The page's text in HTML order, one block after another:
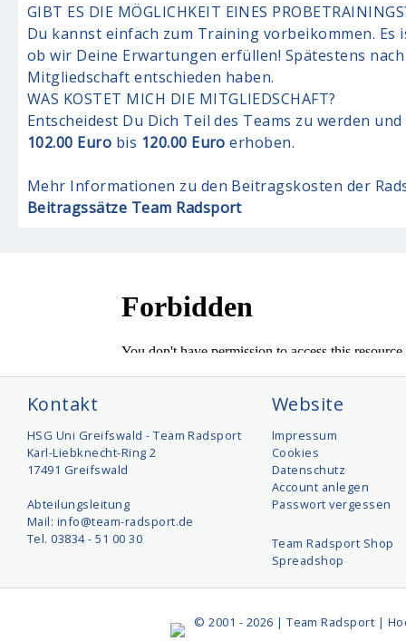
GIBT ES DIE MÖGLICHKEIT EINES
Du kannst einfach zum Training vorbeikommen.
ob wir Deine Erwartungen erfüllen! Spätestens
Mitgliedschaft entschieden haben.
WAS KOSTET MICH DIE MITGLIEDSCHAFT?
Entscheidest Du Dich Teil des Teams zu werden
102.00 Euro bis 120.00 Euro erhoben.
Mehr Informationen zu den Beitragskosten der
Beitragssätze Team Radsport
Kontakt
HSG Uni Greifswald - Team Radsport
Karl-Liebknecht-Ring 2
17491 Greifswald
Abteilungsleitung
Mail: info@team-radsport.de
Tel. 03834 - 51 00 30
Website
Impressum
Cookies
Datenschutz
Account anlegen
Passwort vergessen
Team Radsport Shop
Spreadshop
© 2001 - 2026 | Team Radsport |